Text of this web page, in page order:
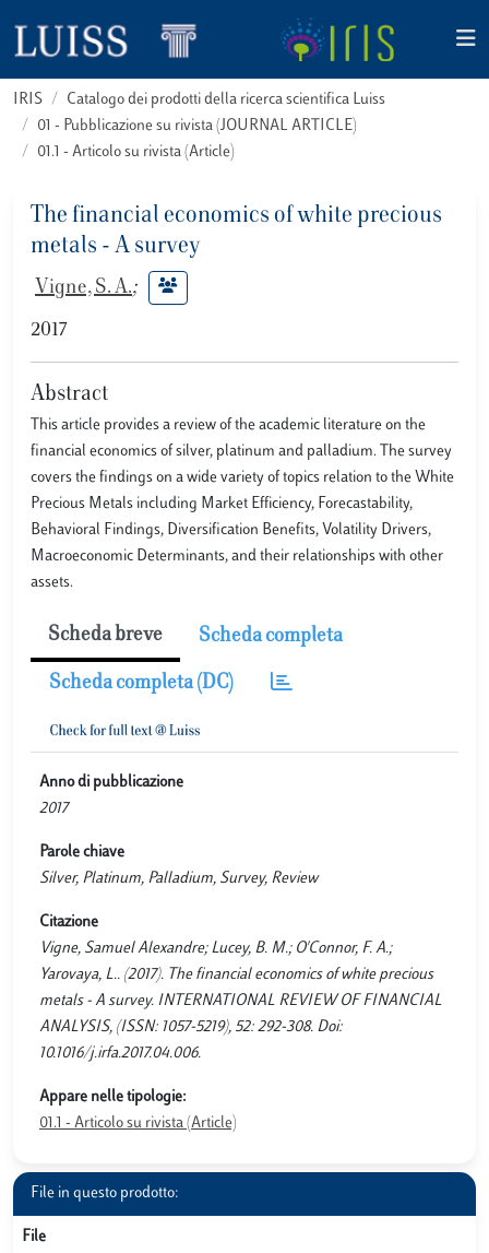
IRIS
Catalogo dei prodotti della ricerca scientifica Luiss
01 - Pubblicazione su rivista (JOURNAL ARTICLE)
01.1 - Articolo su rivista (Article)
The financial economics of white precious
metals - A survey
Vigne, S. A.;
2017
Abstract
This article provides a review of the academic literature on the
financial economics of silver, platinum and palladium. The survey
covers the findings on a wide variety of topics relation to the White
Precious Metals including Market Efficiency, Forecastability,
Behavioral Findings, Diversification Benefits, Volatility Drivers,
Macroeconomic Determinants, and their relationships with other
assets.
Scheda breve Scheda completa
Scheda completa (DC)
Anno di pubblicazione
2017
Parole chiave
Silver, Platinum, Palladium, Survey, Review
Citazione
Vigne, Samuel Alexandre; Lucey, B. M.; O'Connor, F. A.;
Yarovaya, L.. (2017). The financial economics of white precious
metals - A survey. INTERNATIONAL REVIEW OF FINANCIAL
ANALYSIS, (ISSN: 1057-5219), 52: 292-308. Doi:
10.1016/j.irfa.2017.04.006.
Appare nelle tipologie:
01.1 - Articolo su rivista (Article)
File in questo prodotto:
File